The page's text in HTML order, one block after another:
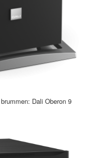
Dali Oberon 9